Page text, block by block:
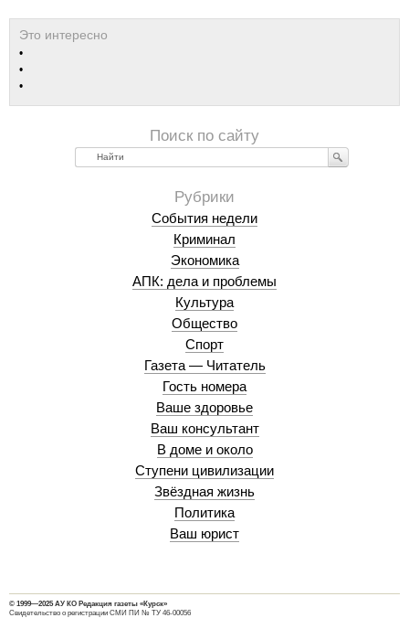
Найти
События недели
Криминал
Экономика
АПК: дела и проблемы
Культура
Общество
Спорт
Газета — Читатель
Гость номера
Ваше здоровье
Ваш консультант
В доме и около
Ступени цивилизации
Звёздная жизнь
Политика
Ваш юрист
© 1999—2025 АУ КО Редакция газеты «Курск»
Свидетельство о регистрации СМИ ПИ № ТУ 46-00056